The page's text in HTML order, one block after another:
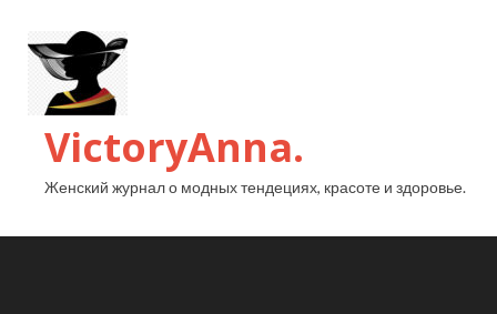
VictoryAnna.
Женский журнал о модных тендециях, красоте и здоровье.